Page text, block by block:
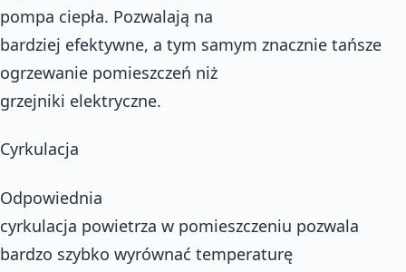
pompa ciepła. Pozwalają na
bardziej efektywne, a tym samym znacznie tańsze
ogrzewanie pomieszczeń niż
grzejniki elektryczne.
Cyrkulacja
Odpowiednia
cyrkulacja powietrza w pomieszczeniu pozwala
bardzo szybko wyrównać temperaturę